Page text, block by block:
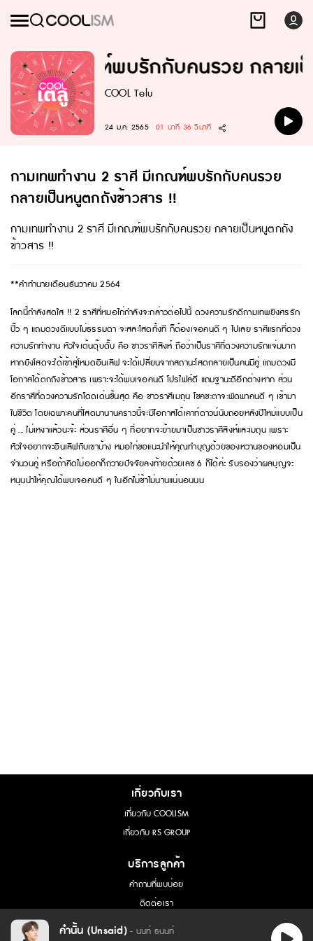
ราศี มีเกณฑ์พบรักกับคนรวย กลายเ
COOL Telu
24 ม.ค. 2565 01 นาที 36 วินาที
กามเทพทำงาน 2 ราศี มีเกณฑ์พบรักกับคนรวย
กลายเป็นหนูตกถังข้าวสาร !!
กามเทพทำงาน 2 ราศี มีเกณฑ์พบรักกับคนรวย กลายเป็นหนูตกถัง
ข้าวสาร !!
**คำทำนายเดือนธันวาคม 2564
โลกนี้กำลังสดใส !! 2 ราศีที่หมอไก่กำลังจะกล่าวต่อไปนี้ ดวงความรักดีกามเทพยิงศรรัก
ปิ๊ว ๆ แถมดวงดีแบบไม่ธรรมดา จะสละโสดทั้งที ก็ต้องเจอคนดี ๆ ไปเลย ราศีแรกที่ดวง
ความรักทำงาน หัวใจเต้นตุ๊บตั๊บ คือ ชาวราศีสิงห์ ถือว่าเป็นราศีที่ดวงความรักแจ่มมาก
หากยังโสดจะได้เข้าสู่โหมดอินเลิฟ จะได้เปลี่ยนจากสถานะโสดกลายเป็นคนมีคู่ แถมดวงมี
โอกาสได้ตกถังข้าวสาร เพราะจะได้พบเจอคนดี โปรไฟล์ดี แถมฐานะดีอีกต่างหาก ส่วน
อีกราศีที่ดวงความรักโดดเด่นขั้นสุด คือ ชาวราศีเมถุน โชคชะตาจะพัดพาคนดี ๆ เข้ามา
ในชีวิต โดยเฉพาะคนที่โสดมานานคราวนี้จะมีโอกาสได้เคาท์ดาวน์นับถอยหลังปีใหม่แบบเป็น
คู่ ... ไม่เหงาแล้วนะจ้ะ ส่วนราศีอื่น ๆ ที่อยากจะย้ายมาเป็นชาวราศีสิงห์และเมถุน เพราะ
หัวใจอยากจะอินเลิฟกับเขาบ้าง หมอไก่ขอแนะนำให้คุณทำบุญด้วยของหวานของหอมเป็น
จำนวนคู่ หรือถ้าคิดไม่ออกก็ถวายปัจจัยลงท้ายด้วยเลข 6 ก็ได้ค่ะ รับรองว่าผลบุญจะ
หนุนนำให้คุณได้พบเจอคนดี ๆ ในอีกไม่ช้าไม่นานแน่นอนนน
เกี่ยวกับเรา
เกี่ยวกับ COOLISM
เกี่ยวกับ RS GROUP
บริการลูกค้า
คำถามที่พบบ่อย
ติดต่อเรา
การขอใช้สิทธิ์ของเจ้าของข้อมูล
เนื้อเพลง - คำนั้น (Unsaid) :
คำนั้น (Unsaid)- นนท์ ธนนท์